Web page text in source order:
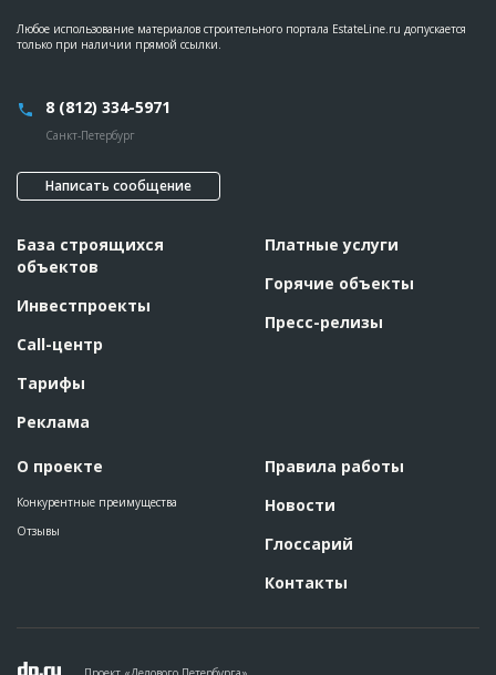
Любое использование материалов строительного портала EstateLine.ru допускается
только при наличии прямой ссылки.
8 (812) 334-5971
Санкт-Петербург
Написать сообщение
База строящихся
объектов
Инвестпроекты
Call-центр
Тарифы
Реклама
О проекте
Конкурентные преимущества
Отзывы
Платные услуги
Горячие объекты
Пресс-релизы
Правила работы
Новости
Глоссарий
Контакты